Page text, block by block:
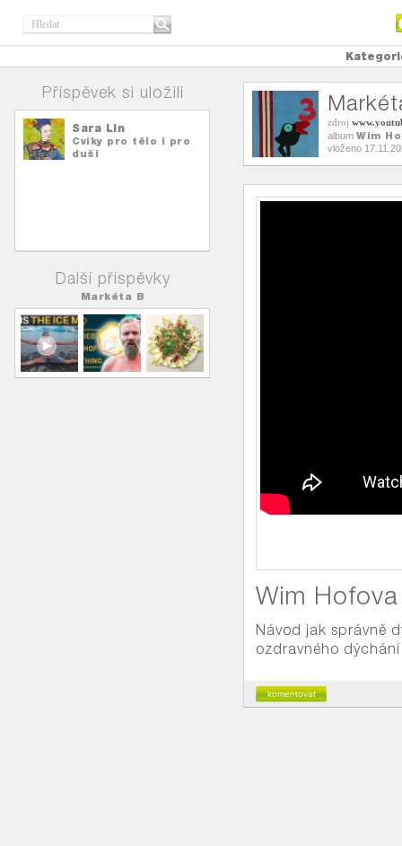
Příspěvek si uložili
Sara Lin
Cviky pro tělo i pro
duši
Další příspěvky
Markéta B
zdroj
album Wim
vloženo
Wim
Návod jak správně
ozdravného
komentovat